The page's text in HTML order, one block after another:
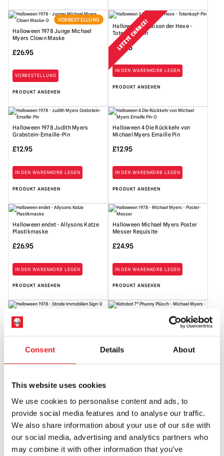
Consent Details About
This website uses cookies
We use cookies to personalise content and ads, to
provide social media features and to analyse our traffic.
We also share information about your use of our site with
our social media, advertising and analytics partners who
may combine it with other information that you’ve
VORBESTELLUNG
Halloween 1978 Junge Michael
Myers Clown Maske
£26.95
VORBESTELLUNG
PRODUKT ANSEHEN
LETZTE CHANCE!
Halloween III Saison der Hexe -
Totenkopf-Pin
12.95
IN DEN WARENKORB LEGEN
PRODUKT ANSEHEN
Halloween 1978 Judith Myers
Grabstein-Emaille-Pin
£12.95
IN DEN WARENKORB LEGEN
PRODUKT ANSEHEN
Halloween 4 Die Rückkehr von
Michael Myers Emaille Pin
£12.95
IN DEN WARENKORB LEGEN
PRODUKT ANSEHEN
Halloween endet - Allysons Katze
Plastikmaske
£26.95
IN DEN WARENKORB LEGEN
PRODUKT ANSEHEN
Halloween Michael Myers Poster
Messer Requisite
£24.95
IN DEN WARENKORB LEGEN
PRODUKT ANSEHEN
Halloween 1978 - Strode Realty
Schild
£26.95
Michael Myers 7″ Phunny Plüsch
£21.95
Emaille Pin
£12.95
NICHT VERFÜGBAR
£12.95
NICHT VERFÜGBAR